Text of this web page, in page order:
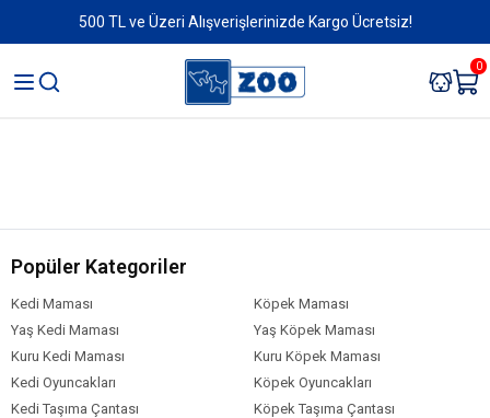
500 TL ve Üzeri Alışverişlerinizde Kargo Ücretsiz!
0
Popüler Kategoriler
Kedi Maması
Köpek Maması
Yaş Kedi Maması
Yaş Köpek Maması
Kuru Kedi Maması
Kuru Köpek Maması
Kedi Oyuncakları
Köpek Oyuncakları
Kedi Taşıma Çantası
Köpek Taşıma Çantası